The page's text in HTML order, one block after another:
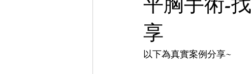
享
以下為真實案例分享~